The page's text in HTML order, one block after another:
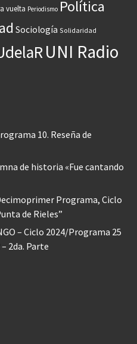
vuelta Periodismo Política
Sociología Solidaridad
UNI Radio
10. Reseña de
de historia «Fue cantando
Programa, Ciclo
de Rieles”
– Ciclo 2024/Programa 25
– 2da. Parte